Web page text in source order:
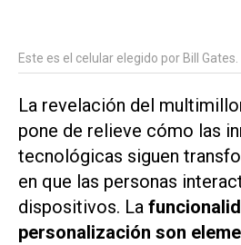
Este es el celular elegido por Bill Gates.
La revelación del
pone de relieve cómo las
tecnológicas siguen
en que las personas
dispositivos. La
personalización son